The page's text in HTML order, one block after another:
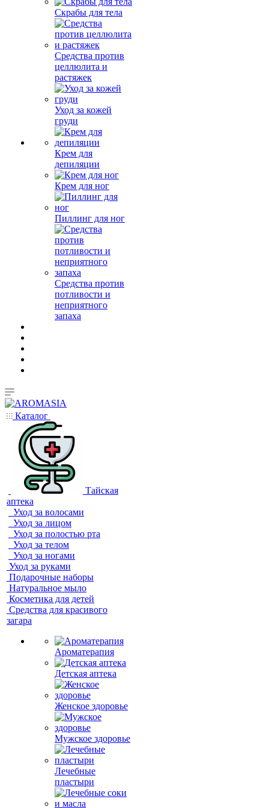
Скрабы для тела
Средства против
целлюлита и
растяжек
Уход за кожей
груди
Крем для
депиляции
Крем для ног
Пиллинг для ног
Средства против
потливости и
неприятного
запаха
Каталог
Тайская
аптека
Уход за волосами
Уход за лицом
Уход за полостью рта
Уход за телом
Уход за ногами
Уход за руками
Подарочные наборы
Натуральное мыло
Косметика для детей
Средства для красивого
загара
Ароматерапия
Детская аптека
Женское здоровье
Мужское здоровье
Лечебные
пластыри